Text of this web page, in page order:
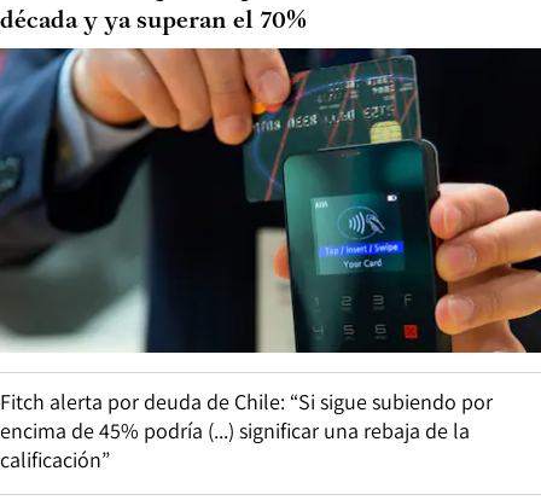
década y ya superan el 70%
Fitch alerta por deuda de Chile: “Si sigue subiendo por
encima de 45% podría (...) significar una rebaja de la
calificación”